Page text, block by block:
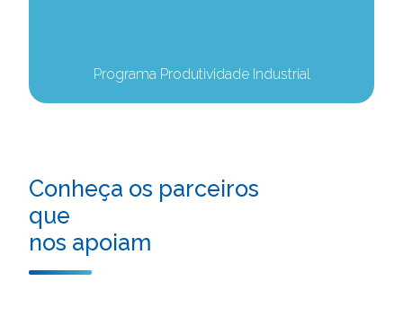
Programa Produtividade Industrial
Conheça os parceiros
que
nos apoiam